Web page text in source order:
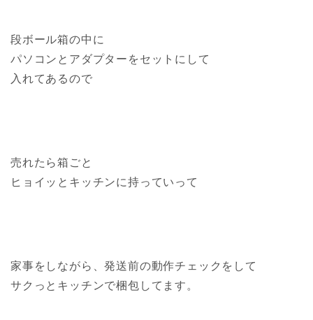
段ボール箱の中に
パソコンとアダプターをセットにして
入れてあるので
売れたら箱ごと
ヒョイッとキッチンに持っていって
家事をしながら、発送前の動作チェックをして
サクっとキッチンで梱包してます。